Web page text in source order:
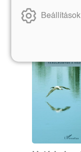
Beállítások